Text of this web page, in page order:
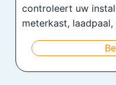
controleert uw
meterkast,